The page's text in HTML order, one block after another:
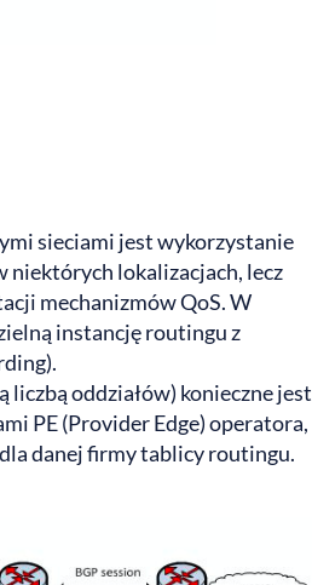
sieciami jest wykorzystanie
niektórych lokalizacjach, lecz
mechanizmów QoS. W
instancję routingu z
oddziałów) konieczne jest
PE (Provider Edge) operatora,
danej firmy tablicy routingu.